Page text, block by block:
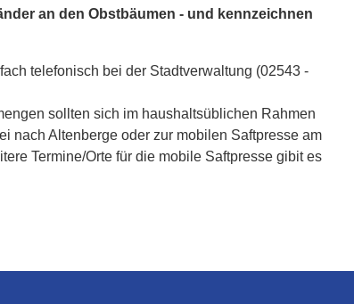
an den Obstbäumen - und kennzeichnen
telefonisch bei der Stadtverwaltung (02543 -
sollten sich im haushaltsüblichen Rahmen
nach Altenberge oder zur mobilen Saftpresse am
Termine/Orte für die mobile Saftpresse gibit es